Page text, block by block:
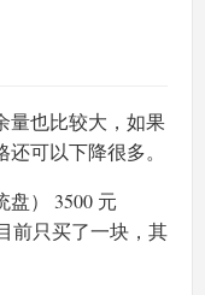
量也比较大，如果
可以下降很多。
盘） 3500 元
前只买了一块，其